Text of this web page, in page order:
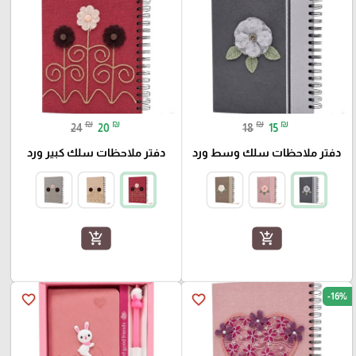
18 ₪ 15 ₪
دفتر ملاحظات سلك وسط ورد
add_shopping_cart
24 ₪ 20 ₪
دفتر ملاحظات سلك كبير ورد
add_shopping_cart
favorite_border -16%
favorite_border